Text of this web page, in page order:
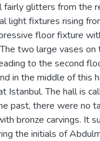
fairly glitters from the
light fixtures rising
floor fixture
two large vases
to the second
in the middle of this
Istanbul. The hall is
past, there were no
bronze carvings. It
the initials of